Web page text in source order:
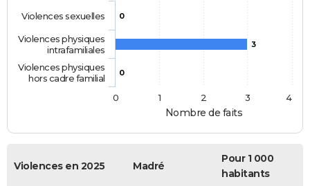
Nombre de faits
0
3
0
Violences sexuelles
Violences physiques
intrafamiliales
Violences physiques
hors cadre familial
0
1 2 3 4
Violences en 2025 Madré
Pour 1 000
habitants